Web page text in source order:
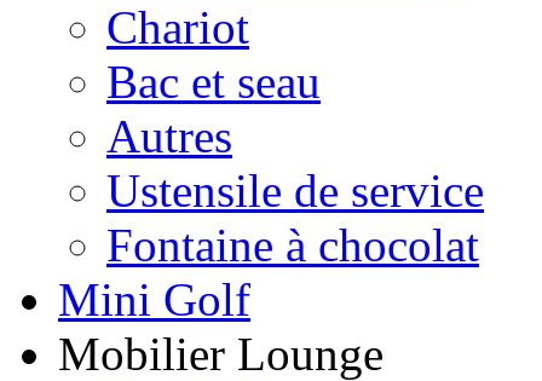
Chariot
Bac et seau
Autres
Ustensile de service
Fontaine à chocolat
Mini Golf
Mobilier Lounge